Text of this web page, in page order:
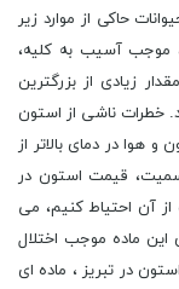
حاکی از موارد زیر
موجب آسیب به کلیه،
زیادی از بزرگترین
ناشی از استون
هوا در دمای بالاتر از
قیمت استون در
آن احتیاط کنیم، می
این ماده موجب اختلال
در تبریز ، ماده ای